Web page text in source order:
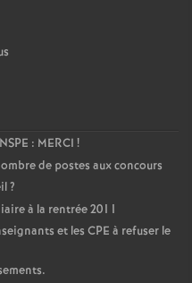
: MERCI !
de postes aux concours
?
à la rentrée 2011
et les CPE à refuser le